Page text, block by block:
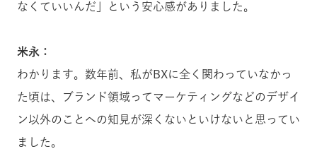
なくていいんだ」という安心感がありました。
米永：
わかります。数年前、私がBXに全く関わっていなかっ
た頃は、ブランド領域ってマーケティングなどのデザイ
ン以外のことへの知見が深くないといけないと思ってい
ました。